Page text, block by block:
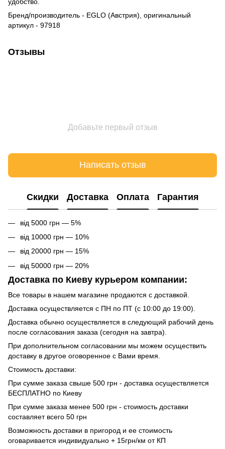
Бренд/производитель - EGLO (Австрия), оригинальный
артикул - 97918
Отзывы
Добавьте первый отзыв
Написать отзыв
Cкидки Доставка Оплата Гарантия
від 5000 грн — 5%
від 10000 грн — 10%
від 20000 грн — 15%
від 50000 грн — 20%
Доставка по Киеву курьером компании:
Все товары в нашем магазине продаются с доставкой.
Доставка осуществляется с ПН по ПТ (с 10:00 до 19:00).
Доставка обычно осуществляется в следующий рабочий день
после согласования заказа (сегодня на завтра).
При дополнительном согласовании мы можем осуществить
доставку в другое оговоренное с Вами время.
Стоимость доставки:
При сумме заказа свыше 500 грн - доставка осуществляется
БЕСПЛАТНО по Киеву
При сумме заказа менее 500 грн - стоимость доставки
составляет всего 50 грн
Возможность доставки в пригород и ее стоимость
оговаривается индивидуально + 15грн/км от КП